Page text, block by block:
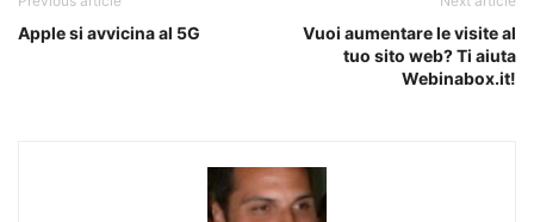
Apple si avvicina al 5G
Vuoi aumentare le visite al
tuo sito web? Ti aiuta
Webinabox.it!